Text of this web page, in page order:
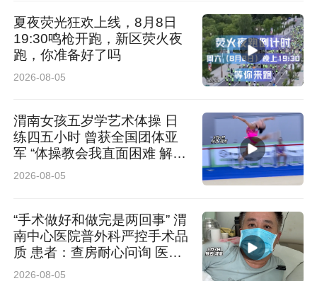
仲裁机制适配科技领域纠纷的独特价值，并结合
典型案例给出风险防控与纠纷解决建议；北京锦
路安生（西安）律师事务所合伙人李阳紫对科创
理等实务问题进行了解读。
时值“十五五”规划开局建设、攻坚高水平科技自
立自强的关键阶段，西安科创基金园将以本次活
动为重要服务抓手，打通科技、金融、法律、产
业多方沟通屏障，依托平台集聚优势补齐科创企
业发展配套短板，充分激活硬科技发展动能，赋
夏夜荧光狂欢上线，8月8日
19:30鸣枪开跑，新区荧火夜
跑，你准备好了吗
2026-08-05
渭南女孩五岁学艺术体操 日
练四五小时 曾获全国团体亚
军 “体操教会我直面困难 解决
困难”
2026-08-05
“手术做好和做完是两回事” 渭
南中心医院普外科严控手术品
质 患者：查房耐心问询 医护
认真负责
2026-08-05